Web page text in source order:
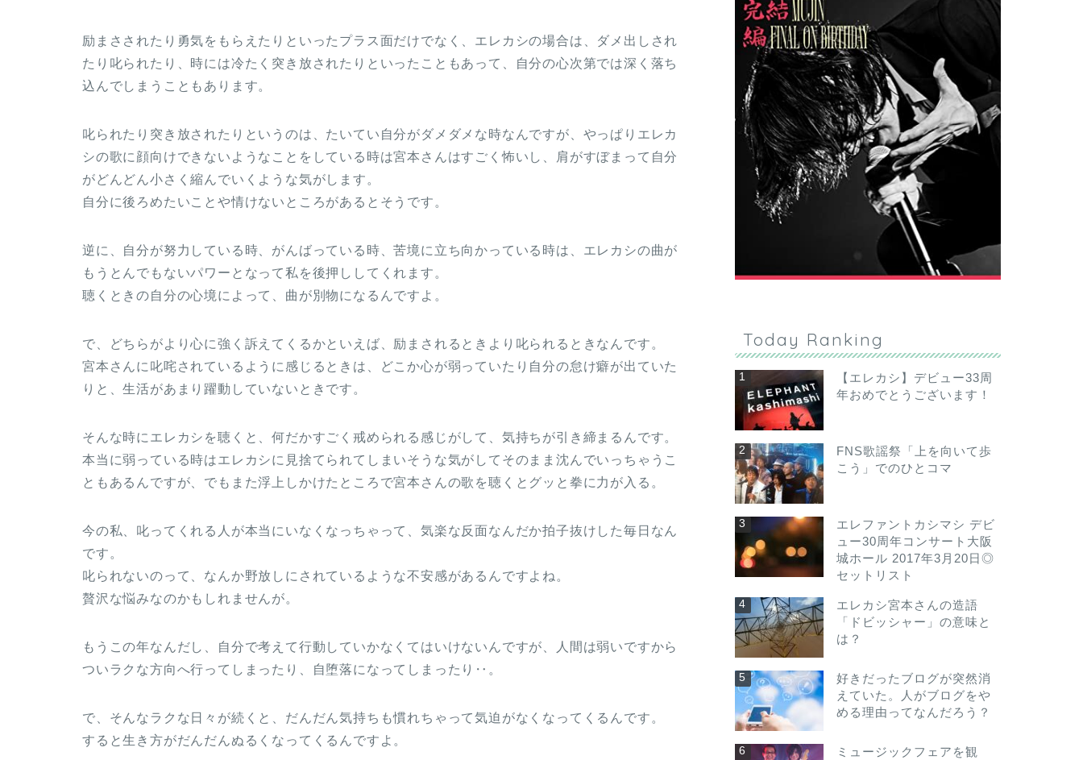
励まさされたり勇気をもらえたりといったプラス面だけでなく、エレカシの場合は、ダメ出しされ
たり叱られたり、時には冷たく突き放されたりといったこともあって、自分の心次第では深く落ち
込んでしまうこともあります。
叱られたり突き放されたりというのは、たいてい自分がダメダメな時なんですが、やっぱりエレカ
シの歌に顔向けできないようなことをしている時は宮本さんはすごく怖いし、肩がすぼまって自分
がどんどん小さく縮んでいくような気がします。
自分に後ろめたいことや情けないところがあるとそうです。
逆に、自分が努力している時、がんばっている時、苦境に立ち向かっている時は、エレカシの曲が
もうとんでもないパワーとなって私を後押ししてくれます。
聴くときの自分の心境によって、曲が別物になるんですよ。
で、どちらがより心に強く訴えてくるかといえば、励まされるときより叱られるときなんです。
宮本さんに叱咤されているように感じるときは、どこか心が弱っていたり自分の怠け癖が出ていた
りと、生活があまり躍動していないときです。
そんな時にエレカシを聴くと、何だかすごく戒められる感じがして、気持ちが引き締まるんです。
本当に弱っている時はエレカシに見捨てられてしまいそうな気がしてそのまま沈んでいっちゃうこ
ともあるんですが、でもまた浮上しかけたところで宮本さんの歌を聴くとグッと拳に力が入る。
今の私、叱ってくれる人が本当にいなくなっちゃって、気楽な反面なんだか拍子抜けした毎日なん
です。
叱られないのって、なんか野放しにされているような不安感があるんですよね。
贅沢な悩みなのかもしれませんが。
もうこの年なんだし、自分で考えて行動していかなくてはいけないんですが、人間は弱いですから
ついラクな方向へ行ってしまったり、自堕落になってしまったり‥。
で、そんなラクな日々が続くと、だんだん気持ちも慣れちゃって気迫がなくなってくるんです。
すると生き方がだんだんぬるくなってくるんですよ。
Today Ranking
【エレカシ】デビュー33周
年おめでとうございます！
FNS歌謡祭「上を向いて歩
こう」でのひとコマ
エレファントカシマシ デビ
ュー30周年コンサート大阪
城ホール 2017年3月20日◎
セットリスト
エレカシ宮本さんの造語
「ドビッシャー」の意味と
は？
好きだったブログが突然消
えていた。人がブログをや
める理由ってなんだろう？
ミュージックフェアを観